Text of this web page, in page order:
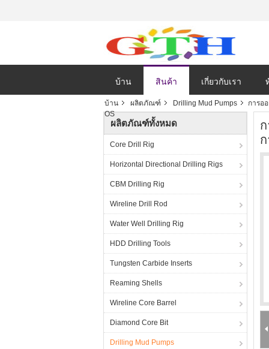
บ้าน สินค้า เกี่ยวกับเรา
บ้าน ผลิตภัณฑ์ Drilling Mud Pumps
การอ
OS
ผลิตภัณฑ์ทั้งหมด
Core Drill Rig
Horizontal Directional Drilling Rigs
CBM Drilling Rig
Wireline Drill Rod
Water Well Drilling Rig
HDD Drilling Tools
Tungsten Carbide Inserts
Reaming Shells
Wireline Core Barrel
Diamond Core Bit
Drilling Mud Pumps